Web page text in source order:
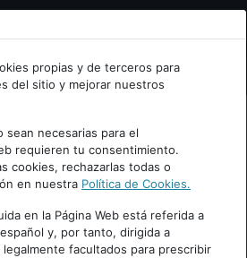
tu email.
Cancelar
propias y de terceros para
del sitio y mejorar nuestros
sean necesarias para el
requieren tu consentimiento.
cookies, rechazarlas todas o
en nuestra Política de Cookies.
en la Página Web está referida a
y, por tanto, dirigida a
facultados para prescribir